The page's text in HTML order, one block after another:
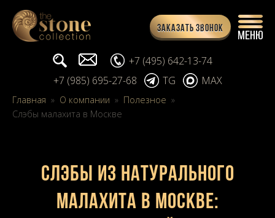
Заказать звонок
Поиск... info@stone-collection.ru
+7 (495) 642-13-74
+7 (985) 695-27-68
TG MAX
Главная » О компании » Полезное »
Слэбы малахита в Москве
Слэбы из натурального
малахита в Москве: